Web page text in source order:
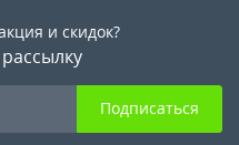
и скидок?
Подписаться